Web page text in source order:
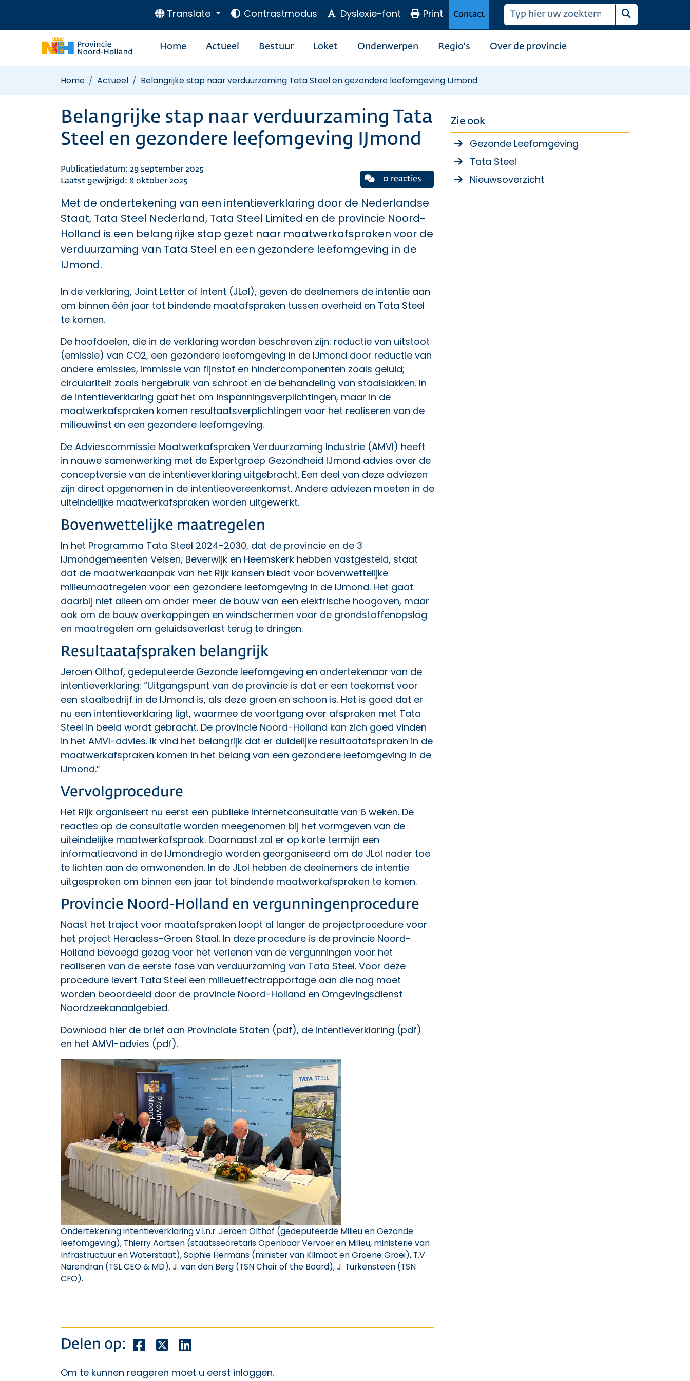
Translate Contrastmodus Dyslexie-font Print Contact
Zoeken
Home Actueel Bestuur Loket Onderwerpen Regio's Over de provincie
Home Actueel Belangrijke stap naar verduurzaming Tata Steel en gezondere leefomgeving IJmond
Belangrijke stap naar verduurzaming Tata
Steel en gezondere leefomgeving IJmond
Publicatiedatum: 29 september 2025
Laatst gewijzigd: 8 oktober 2025
0 reacties
Met de ondertekening van een intentieverklaring door de Nederlandse
Staat, Tata Steel Nederland, Tata Steel Limited en de provincie Noord-
Holland is een belangrijke stap gezet naar maatwerkafspraken voor de
verduurzaming van Tata Steel en een gezondere leefomgeving in de
IJmond.
In de verklaring, Joint Letter of Intent (JLoI), geven de deelnemers de intentie aan
om binnen één jaar tot bindende maatafspraken tussen overheid en Tata Steel
te komen.
De hoofdoelen, die in de verklaring worden beschreven zijn: reductie van uitstoot
(emissie) van CO2, een gezondere leefomgeving in de IJmond door reductie van
andere emissies, immissie van fijnstof en hindercomponenten zoals geluid;
circulariteit zoals hergebruik van schroot en de behandeling van staalslakken. In
de intentieverklaring gaat het om inspanningsverplichtingen, maar in de
maatwerkafspraken komen resultaatsverplichtingen voor het realiseren van de
milieuwinst en een gezondere leefomgeving.
De Adviescommissie Maatwerkafspraken Verduurzaming Industrie (AMVI) heeft
in nauwe samenwerking met de Expertgroep Gezondheid IJmond advies over de
conceptversie van de intentieverklaring uitgebracht. Een deel van deze adviezen
zijn direct opgenomen in de intentieovereenkomst. Andere adviezen moeten in de
uiteindelijke maatwerkafspraken worden uitgewerkt.
Bovenwettelijke maatregelen
In het Programma Tata Steel 2024-2030, dat de provincie en de 3
IJmondgemeenten Velsen, Beverwijk en Heemskerk hebben vastgesteld, staat
dat de maatwerkaanpak van het Rijk kansen biedt voor bovenwettelijke
milieumaatregelen voor een gezondere leefomgeving in de IJmond. Het gaat
daarbij niet alleen om onder meer de bouw van een elektrische hoogoven, maar
ook om de bouw overkappingen en windschermen voor de grondstoffenopslag
en maatregelen om geluidsoverlast terug te dringen.
Resultaatafspraken belangrijk
Jeroen Olthof, gedeputeerde Gezonde leefomgeving en ondertekenaar van de
intentieverklaring: “Uitgangspunt van de provincie is dat er een toekomst voor
een staalbedrijf in de IJmond is, als deze groen en schoon is. Het is goed dat er
nu een intentieverklaring ligt, waarmee de voortgang over afspraken met Tata
Steel in beeld wordt gebracht. De provincie Noord-Holland kan zich goed vinden
in het AMVI-advies. Ik vind het belangrijk dat er duidelijke resultaatafspraken in de
maatwerkafspraken komen in het belang van een gezondere leefomgeving in de
IJmond.”
Vervolgprocedure
Het Rijk organiseert nu eerst een publieke internetconsultatie van 6 weken. De
reacties op de consultatie worden meegenomen bij het vormgeven van de
uiteindelijke maatwerkafspraak. Daarnaast zal er op korte termijn een
informatieavond in de IJmondregio worden georganiseerd om de JLoI nader toe
te lichten aan de omwonenden. In de JLoI hebben de deelnemers de intentie
uitgesproken om binnen een jaar tot bindende maatwerkafspraken te komen.
Provincie Noord-Holland en vergunningenprocedure
Naast het traject voor maatafspraken loopt al langer de projectprocedure voor
het project Heracless-Groen Staal. In deze procedure is de provincie Noord-
Holland bevoegd gezag voor het verlenen van de vergunningen voor het
realiseren van de eerste fase van verduurzaming van Tata Steel. Voor deze
procedure levert Tata Steel een milieueffectrapportage aan die nog moet
worden beoordeeld door de provincie Noord-Holland en Omgevingsdienst
Noordzeekanaalgebied.
Download hier de brief aan Provinciale Staten (pdf), de intentieverklaring (pdf)
en het AMVI-advies (pdf).
Ondertekening intentieverklaring v.l.n.r. Jeroen Olthof (gedeputeerde Milieu en Gezonde
leefomgeving), Thierry Aartsen (staatssecretaris Openbaar Vervoer en Milieu, ministerie van
Infrastructuur en Waterstaat), Sophie Hermans (minister van Klimaat en Groene Groei), T.V.
Narendran (TSL CEO & MD), J. van den Berg (TSN Chair of the Board), J. Turkensteen (TSN
CFO).
Delen op: Deel dit bericht op Facebook
Deel dit bericht op X
Deel dit bericht op LinkedIn
Om te kunnen reageren moet u eerst inloggen.
Zie ook
Gezonde Leefomgeving
Tata Steel
Nieuwsoverzicht